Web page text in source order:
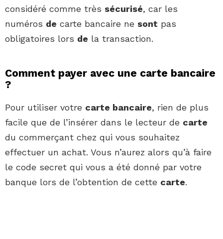
considéré comme très sécurisé, car les
numéros de carte bancaire ne sont pas
obligatoires lors de la transaction.
Comment payer avec une carte bancaire
?
Pour utiliser votre carte bancaire, rien de plus
facile que de l’insérer dans le lecteur de carte
du commerçant chez qui vous souhaitez
effectuer un achat. Vous n’aurez alors qu’à faire
le code secret qui vous a été donné par votre
banque lors de l’obtention de cette carte.